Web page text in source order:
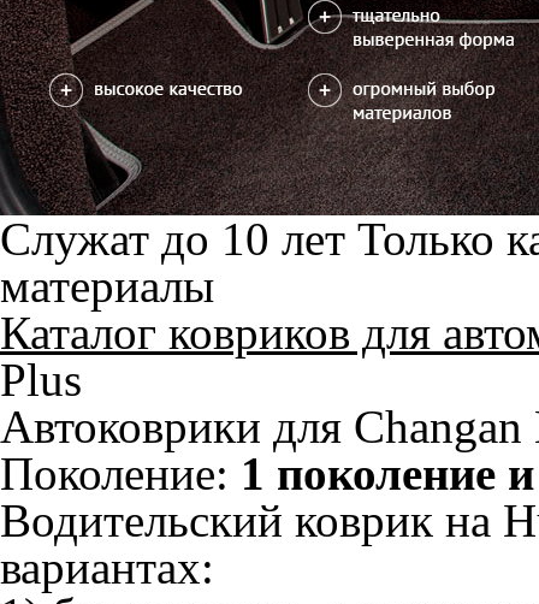
Служат до 10 лет Только
материалы
Каталог ковриков для
Plus
Автоковрики для
Поколение: 1 поколение
Водительский коврик на
вариантах: